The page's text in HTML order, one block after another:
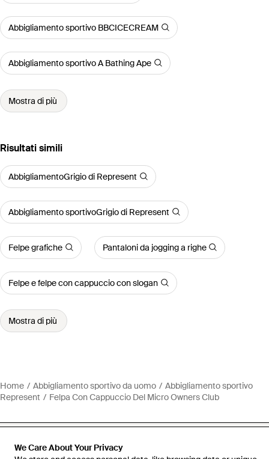
We Care About Your Privacy
Abbigliamento sportivo BBCICECREAM
Abbigliamento sportivo A Bathing Ape
Mostra di più
Risultati simili
AbbigliamentoGrigio di Represent
Abbigliamento sportivoGrigio di Represent
Felpe grafiche Pantaloni da jogging a righe
Felpe e felpe con cappuccio con slogan
Mostra di più
Home Abbigliamento sportivo da uomo
Abbigliamento sportivo
Represent
Felpa Con Cappuccio Del Micro Owners Club